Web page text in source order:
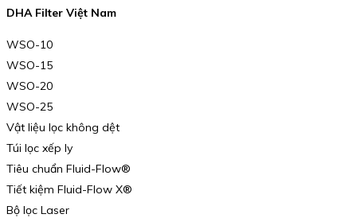
DHA Filter Việt Nam
WSO-10
WSO-15
WSO-20
WSO-25
Vật liệu lọc không dệt
Túi lọc xếp ly
Tiêu chuẩn Fluid-Flow®
Tiết kiệm Fluid-Flow X®
Bộ lọc Laser